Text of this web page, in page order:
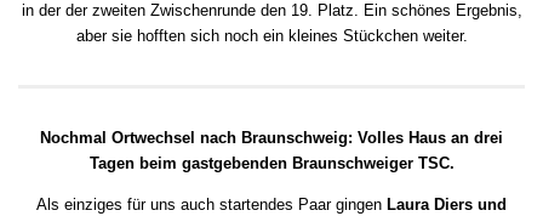
in der der zweiten Zwischenrunde den 19. Platz. Ein schönes Ergebnis,
aber sie hofften sich noch ein kleines Stückchen weiter.
Nochmal Ortwechsel nach Braunschweig: Volles Haus an drei
Tagen beim gastgebenden Braunschweiger TSC.
Als einziges für uns auch startendes Paar gingen Laura Diers und